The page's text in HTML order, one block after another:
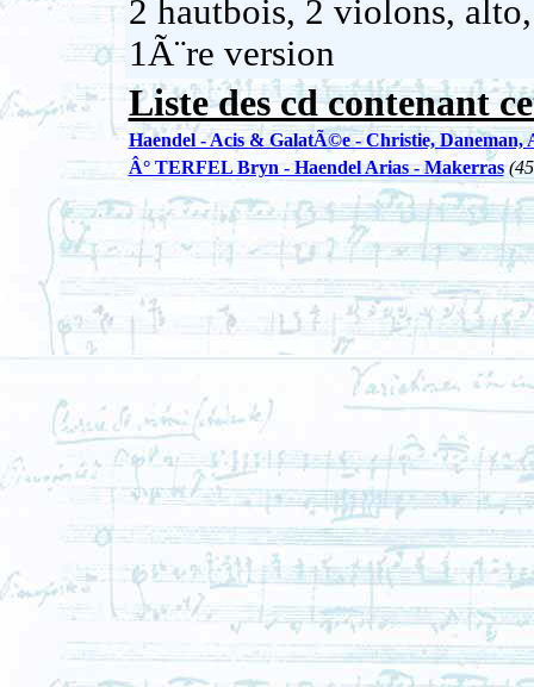
2 hautbois, 2 violons,
1Ã¨re version
Liste des cd contenant
Haendel - Acis & GalatÃ©e - Christie, Daneman,
Â° TERFEL Bryn - Haendel Arias - Makerras